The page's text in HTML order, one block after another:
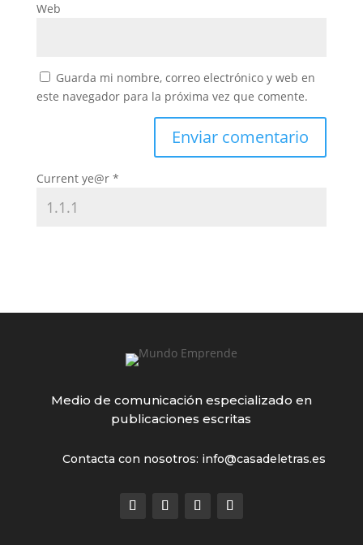
Web
Guarda mi nombre, correo electrónico y web en
este navegador para la próxima vez que comente.
Current ye@r *
Medio de comunicación especializado en
publicaciones escritas
Contacta con nosotros: info@casadeletras.es